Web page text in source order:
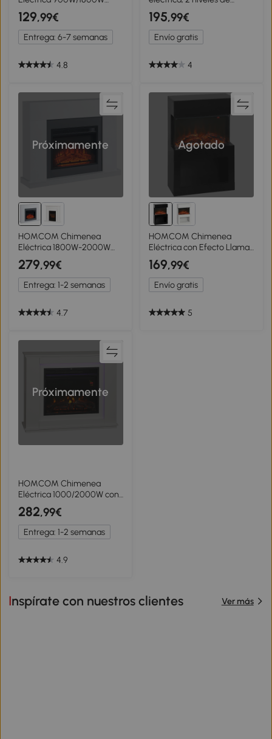
Chimenea Decorativa de
Pared con Temperatura
Ajustable Efecto Llamas
Atmosféricas y Mando a
m² 65x11,4x52 cm Negro
129,99€
Entrega: 6-7 semanas
4.8
calefacción, 6 colores de
llama, termostato, mando
a distancia, Blanco
195,99€
Envío gratis
4
Próximamente
HOMCOM Chimenea
Eléctrica 1800W-2000W
con Mando a Distancia
Llama Ajustable
Termostato Temporizador
Semanal para 37 m²
279,99€
Entrega: 1-2 semanas
4.7
Agotado
HOMCOM Chimenea
Eléctrica con Efecto Llama
3D de Colores,
1000W/2000W con
Temperatura Regulable y
Mando a Distancia, Negro
169,99€
Envío gratis
5
Próximamente
HOMCOM Chimenea
Eléctrica 1000/2000W con
Efecto de Llama de 5
Niveles de Brillo y 12 Colores
para 30 ㎡ Blanco
282,99€
Entrega: 1-2 semanas
4.9
Inspírate con nuestros clientes Ver más